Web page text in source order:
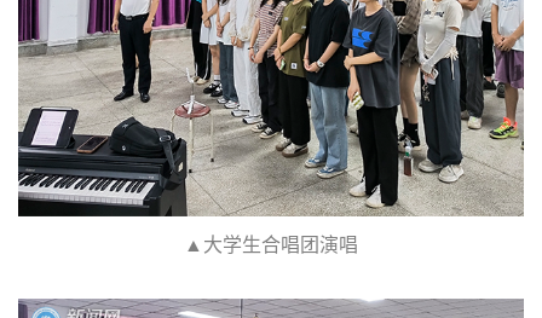
▲大学生合唱团演唱